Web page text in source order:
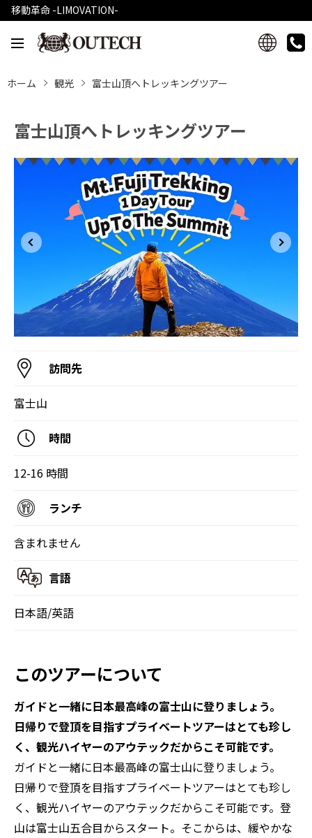
移動革命 -LIMOVATION-
ホーム 観光 富士山頂へトレッキングツアー
富士山頂へトレッキングツアー
訪問先
富士山
時間
12-16 時間
ランチ
含まれません
言語
日本語/英語
このツアーについて
ガイドと一緒に日本最高峰の富士山に登りましょう。
日帰りで登頂を目指すプライベートツアーはとても珍し
く、観光ハイヤーのアウテックだからこそ可能です。
ガイドと一緒に日本最高峰の富士山に登りましょう。
日帰りで登頂を目指すプライベートツアーはとても珍し
く、観光ハイヤーのアウテックだからこそ可能です。登
山は富士山五合目からスタート。そこからは、緩やかな